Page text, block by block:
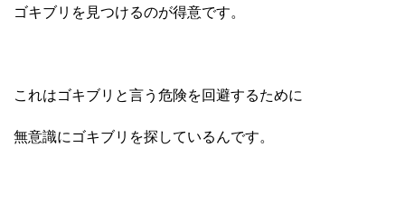
ゴキブリを見つけるのが得意です。
これはゴキブリと言う危険を回避するために
無意識にゴキブリを探しているんです。